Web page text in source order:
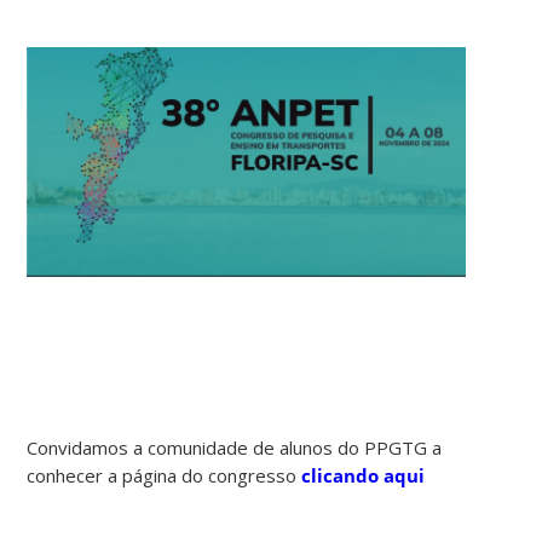
Convidamos a comunidade de alunos do PPGTG a
conhecer a página do congressoclicando aqui